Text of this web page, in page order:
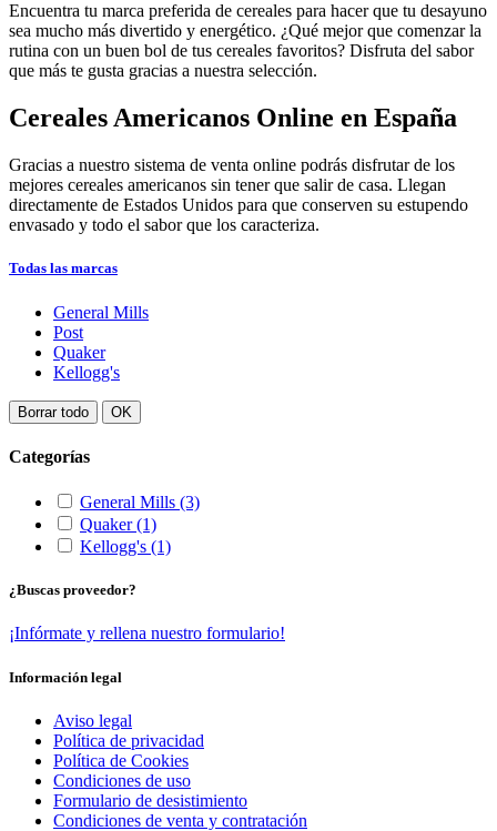
Encuentra tu marca preferida de cereales para hacer que tu desayuno
sea mucho más divertido y energético. ¿Qué mejor que comenzar la
rutina con un buen bol de tus cereales favoritos? Disfruta del sabor
que más te gusta gracias a nuestra selección.
Cereales Americanos Online en España
Gracias a nuestro sistema de venta online podrás disfrutar de los
mejores cereales americanos sin tener que salir de casa. Llegan
directamente de Estados Unidos para que conserven su estupendo
envasado y todo el sabor que los caracteriza.
Todas las marcas
General Mills
Post
Quaker
Kellogg's
Borrar todo OK
Categorías
General Mills (3)
Quaker(1)
Kellogg's (1)
¿Buscas proveedor?
¡Infórmate y rellena nuestro formulario!
Información legal
Aviso legal
Política de privacidad
Política de Cookies
Condiciones de uso
Formulario de desistimiento
Condiciones de venta y contratación